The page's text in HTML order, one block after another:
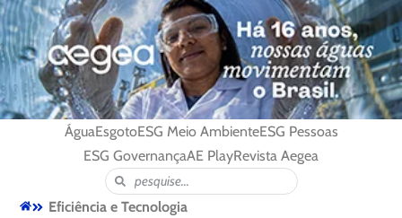
ÁguaEsgotoESG Meio AmbienteESG Pessoas
ESG GovernançaAE PlayRevista Aegea
Eficiência e Tecnologia